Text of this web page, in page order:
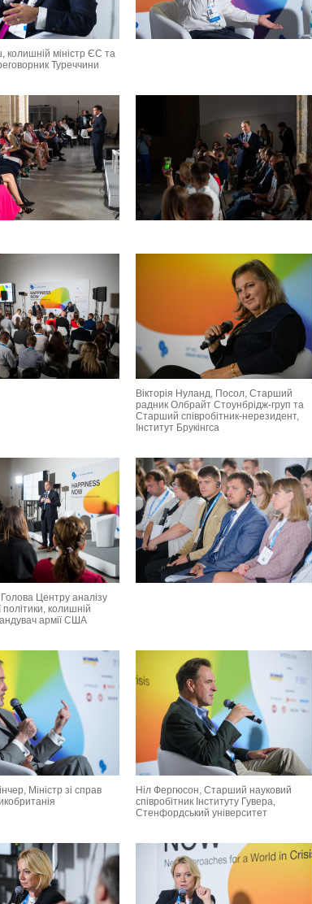
колишній міністр ЄС та
Туреччини
Вікторія Нуланд, Посол, Старший
радник Олбрайт Стоунбрідж-груп та
Старший співробітник-нерезидент,
Інститут Брукінгса
Центру аналізу
політики, колишній
армії США
Міністр зі справ
Ніл Фергюсон, Старший науковий
співробітник Інституту Гувера,
Стенфордський університет